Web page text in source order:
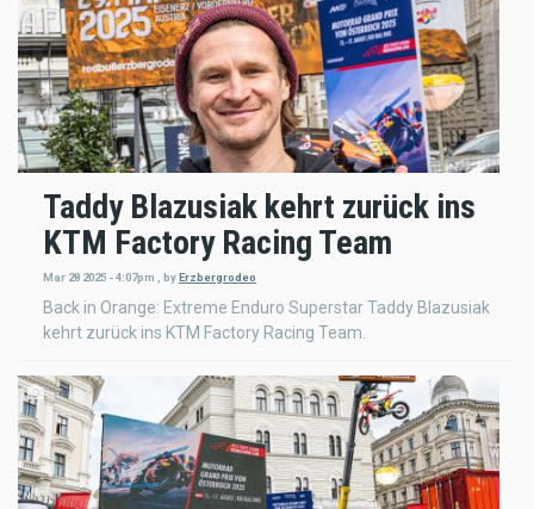
Taddy Blazusiak kehrt zurück ins
KTM Factory Racing Team
Mar 28 2025 - 4:07pm byErzbergrodeo
Back in Orange: Extreme Enduro Superstar Taddy Blazusiak
kehrt zurück ins KTM Factory Racing Team.